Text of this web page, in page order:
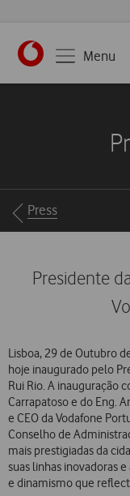
https://
Menu
Breadcrumbs
Press
Presidente
Lisboa, 29 de Outubro
hoje inaugurado pelo
Rui Rio. A inauguração
Carrapatoso e do Eng.
e CEO da Vodafone
Conselho de
mais prestigiadas da
suas linhas inovadoras
e dinamismo que